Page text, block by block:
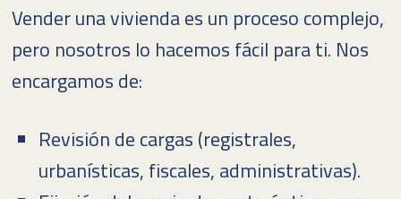
Vender una vivienda es un proceso complejo,
pero nosotros lo hacemos fácil para ti. Nos
encargamos de:
Revisión de cargas (registrales,
urbanísticas, fiscales, administrativas).